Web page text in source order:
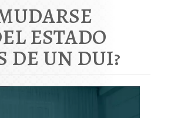
ESTADO
DE UN DUI?